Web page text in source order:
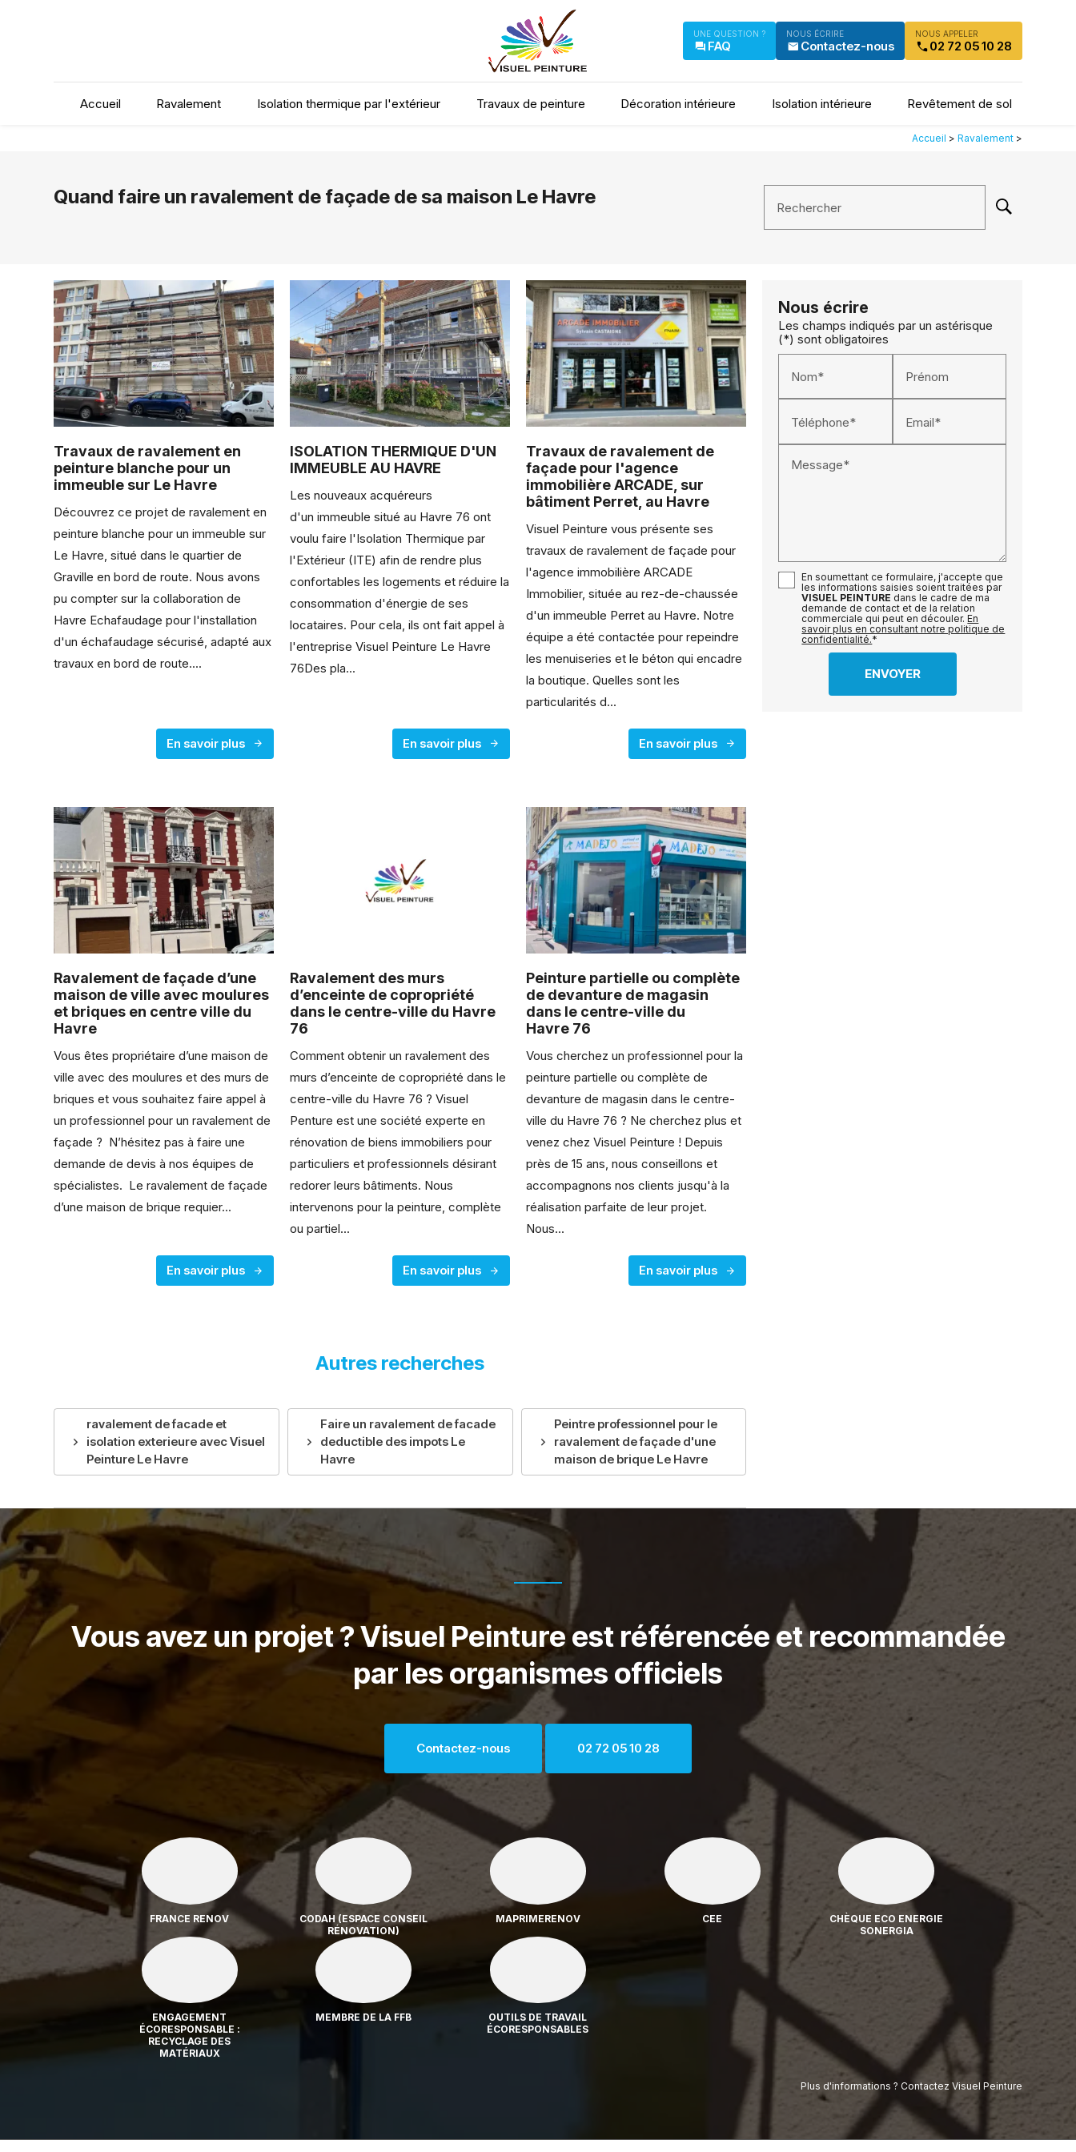
UNE QUESTION ?
FAQ
NOUS ÉCRIRE
Contactez-nous
NOUS APPELER
02 72 05 10 28
Accueil Ravalement Isolation thermique par l'extérieur Travaux de peinture Décoration intérieure Isolation intérieure Revêtement de sol
Accueil > Ravalement >
Quand faire un ravalement de façade de sa maison Le Havre Rechercher
Travaux de ravalement en
peinture blanche pour un
immeuble sur Le Havre
Découvrez ce projet de ravalement en
peinture blanche pour un immeuble sur
Le Havre, situé dans le quartier de
Graville en bord de route. Nous avons
pu compter sur la collaboration de
Havre Echafaudage pour l'installation
d'un échafaudage sécurisé, adapté aux
travaux en bord de route....
En savoir plus
ISOLATION THERMIQUE D'UN
IMMEUBLE AU HAVRE
Les nouveaux acquéreurs
d'un immeuble situé au Havre 76 ont
voulu faire l'Isolation Thermique par
l'Extérieur (ITE) afin de rendre plus
confortables les logements et réduire la
consommation d'énergie de ses
locataires. Pour cela, ils ont fait appel à
l'entreprise Visuel Peinture Le Havre
76Des pla...
En savoir plus
Travaux de ravalement de
façade pour l'agence
immobilière ARCADE, sur
bâtiment Perret, au Havre
Visuel Peinture vous présente ses
travaux de ravalement de façade pour
l'agence immobilière ARCADE
Immobilier, située au rez-de-chaussée
d'un immeuble Perret au Havre. Notre
équipe a été contactée pour repeindre
les menuiseries et le béton qui encadre
la boutique. Quelles sont les
particularités d...
En savoir plus
Ravalement de façade d’une
maison de ville avec moulures
et briques en centre ville du
Havre
Vous êtes propriétaire d’une maison de
ville avec des moulures et des murs de
briques et vous souhaitez faire appel à
un professionnel pour un ravalement de
façade ? N’hésitez pas à faire une
demande de devis à nos équipes de
spécialistes. Le ravalement de façade
d’une maison de brique requier...
En savoir plus
Ravalement des murs
d’enceinte de copropriété
dans le centre-ville du Havre
76
Comment obtenir un ravalement des
murs d’enceinte de copropriété dans le
centre-ville du Havre 76 ? Visuel
Penture est une société experte en
rénovation de biens immobiliers pour
particuliers et professionnels désirant
redorer leurs bâtiments. Nous
intervenons pour la peinture, complète
ou partiel...
En savoir plus
Peinture partielle ou complète
de devanture de magasin
dans le centre-ville du
Havre 76
Vous cherchez un professionnel pour la
peinture partielle ou complète de
devanture de magasin dans le centre-
ville du Havre 76 ? Ne cherchez plus et
venez chez Visuel Peinture ! Depuis
près de 15 ans, nous conseillons et
accompagnons nos clients jusqu'à la
réalisation parfaite de leur projet.
Nous...
En savoir plus
Autres recherches
ravalement de facade et
isolation exterieure avec Visuel
Peinture Le Havre
Faire un ravalement de facade
deductible des impots Le
Havre
Peintre professionnel pour le
ravalement de façade d'une
maison de brique Le Havre
Nous écrire
Les champs indiqués par un astérisque
(*) sont obligatoires
Nom* Prénom
Téléphone* Email*
Message*
En soumettant ce formulaire, j'accepte que
les informations saisies soient traitées par
VISUEL PEINTURE dans le cadre de ma
demande de contact et de la relation
commerciale qui peut en découler.En
savoir plus en consultant notre politique de
confidentialité.*
Vous avez un projet ? Visuel Peinture est référencée et recommandée
par les organismes officiels
Plus d'informations ? Contactez Visuel Peinture
Contactez-nous 02 72 05 10 28
FRANCE RENOV
CODAH (ESPACE CONSEIL
RÉNOVATION)
MAPRIMERENOV CEE
CHÈQUE ECO ENERGIE
SONERGIA
ENGAGEMENT
ÉCORESPONSABLE :
RECYCLAGE DES
MATÉRIAUX
MEMBRE DE LA FFB
OUTILS DE TRAVAIL
ÉCORESPONSABLES